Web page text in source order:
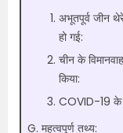
अभूतपूर्व जीन
हो गई:
चीन के
किया:
COVID-19 के
G. महत्वपूर्ण तथ्य: